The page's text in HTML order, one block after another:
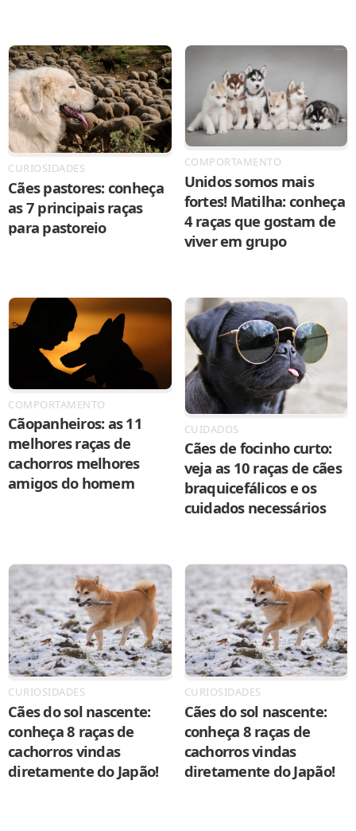
CURIOSIDADES
Cães pastores: conheça
as 7 principais raças
para pastoreio
COMPORTAMENTO
Unidos somos mais
fortes! Matilha: conheça
4 raças que gostam de
viver em grupo
COMPORTAMENTO
Cãopanheiros: as 11
melhores raças de
cachorros melhores
amigos do homem
CUIDADOS
Cães de focinho curto:
veja as 10 raças de cães
braquicefálicos e os
cuidados necessários
CURIOSIDADES
Cães do sol nascente:
conheça 8 raças de
cachorros vindas
diretamente do Japão!
CURIOSIDADES
Cães do sol nascente:
conheça 8 raças de
cachorros vindas
diretamente do Japão!